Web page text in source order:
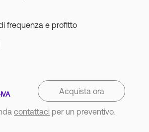
frequenza e profitto
Acquista ora
contattaci per un preventivo.